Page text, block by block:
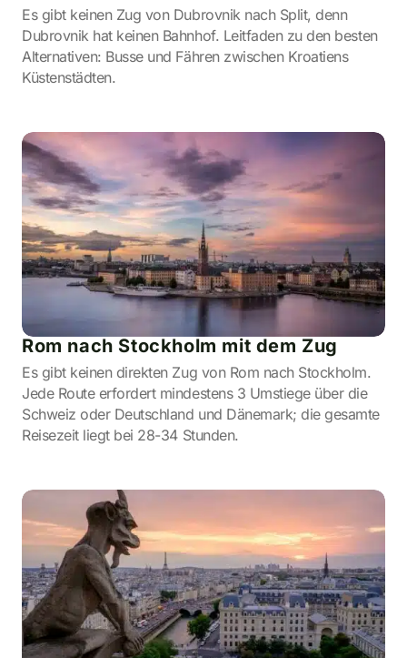
Es gibt keinen Zug von Dubrovnik nach Split, denn
Dubrovnik hat keinen Bahnhof. Leitfaden zu den besten
Alternativen: Busse und Fähren zwischen Kroatiens
Küstenstädten.
Rom nach Stockholm mit dem Zug
Es gibt keinen direkten Zug von Rom nach Stockholm.
Jede Route erfordert mindestens 3 Umstiege über die
Schweiz oder Deutschland und Dänemark; die gesamte
Reisezeit liegt bei 28-34 Stunden.